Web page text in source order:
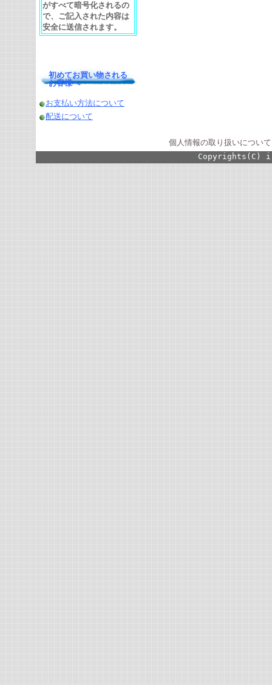
がすべて暗号化されるの
で、ご記入された内容は
安全に送信されます。
初めてお買い物される
お客様へ
お支払い方法について
配送について
個人情報の取り扱いについて
Copyrights(C)